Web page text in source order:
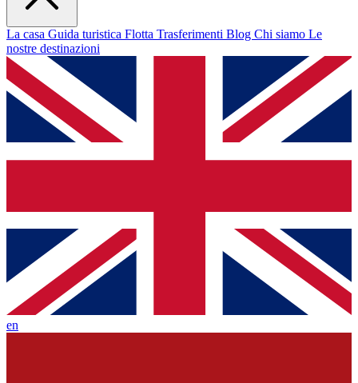
La casa Guida turistica Flotta Trasferimenti Blog Chi siamo Le
nostre destinazioni
en